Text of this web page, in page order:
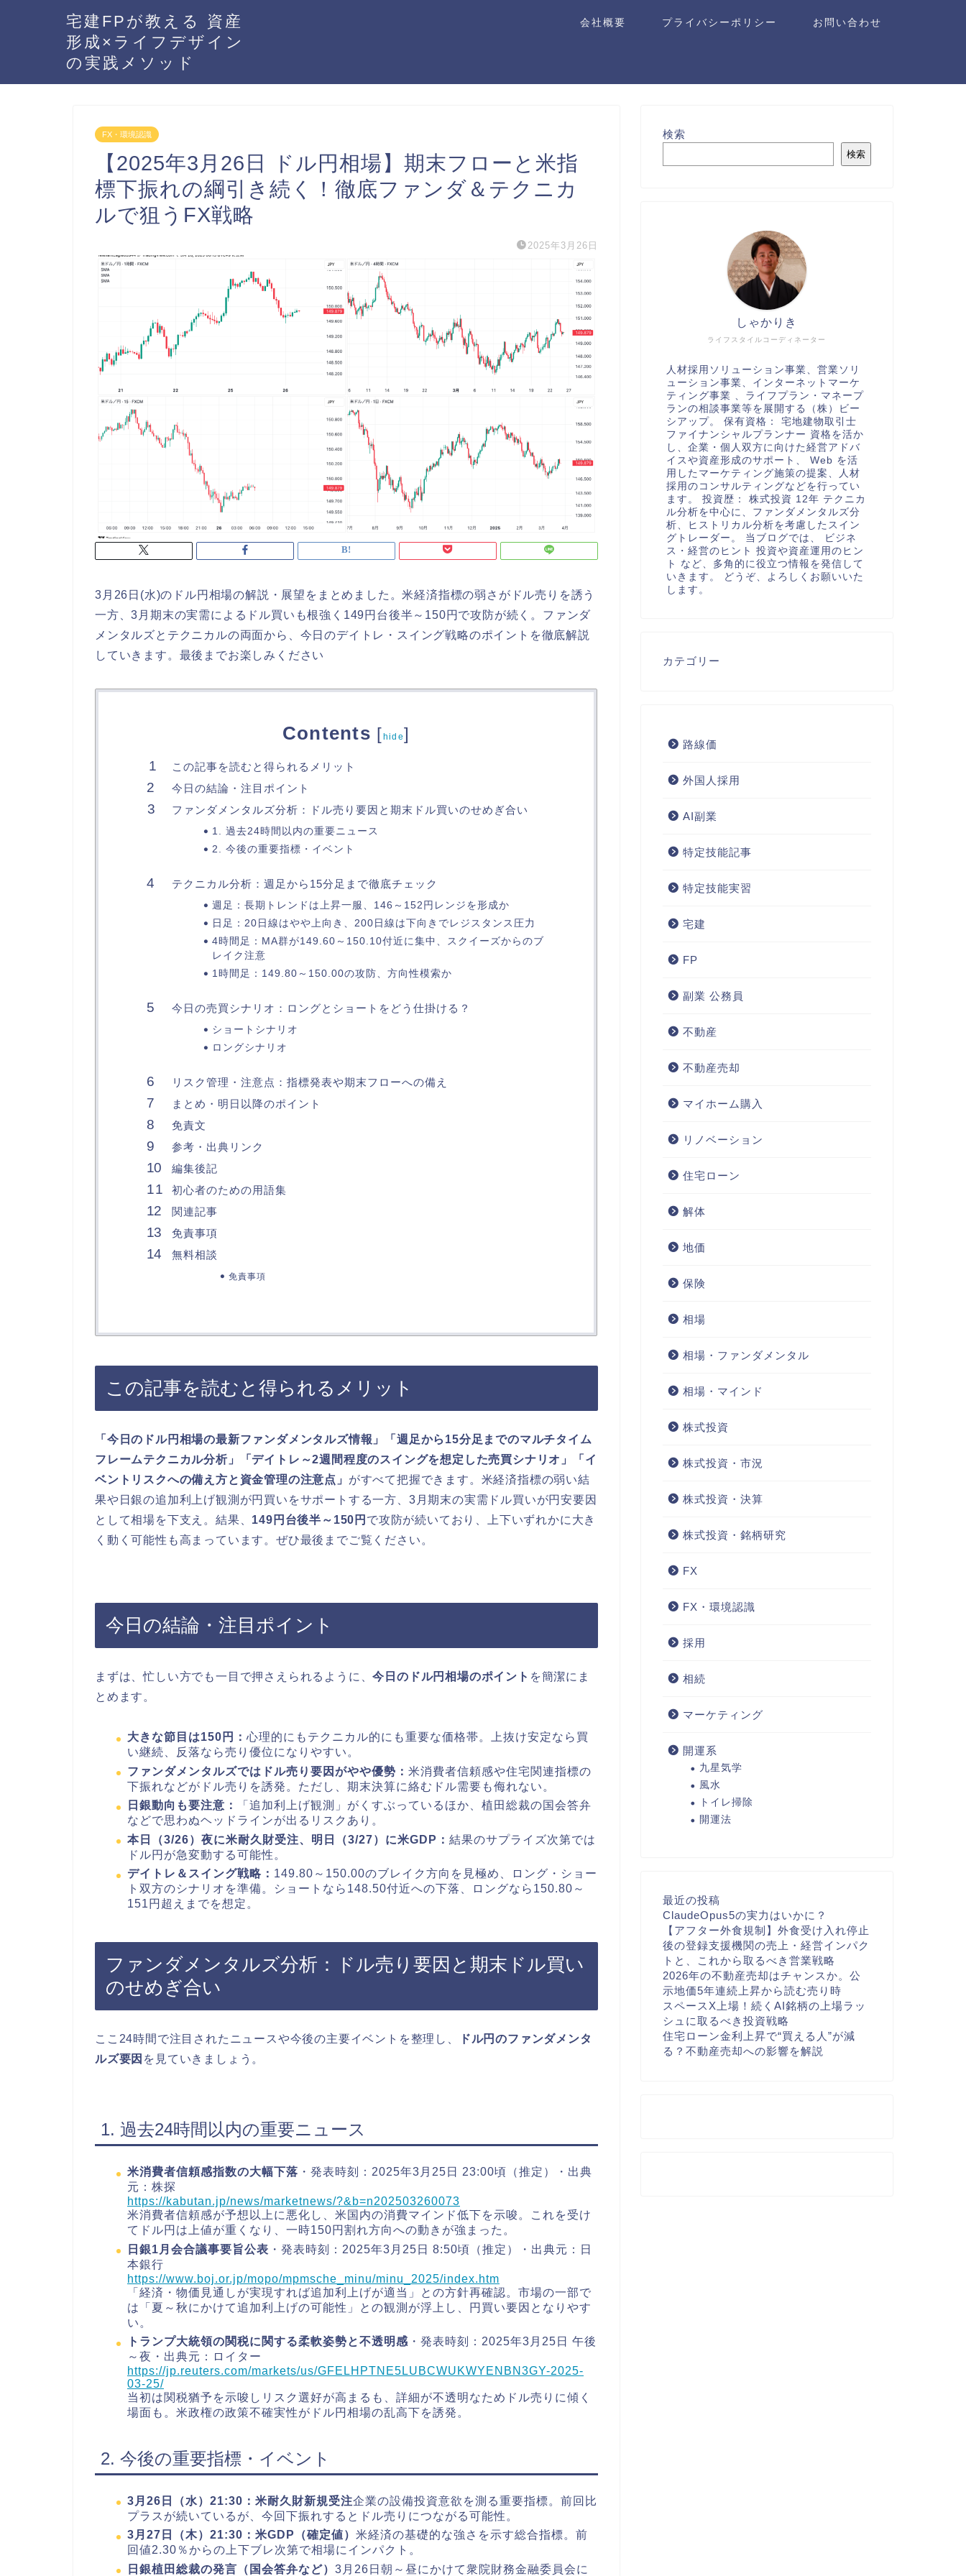
宅建FPが教える 資産
形成×ライフデザイン
の実践メソッド
会社概要 プライバシーポリシー お問い合わせ
FX・環境認識
【2025年3月26日 ドル円相場】期末フローと米指
標下振れの綱引き続く！徹底ファンダ＆テクニカ
ルで狙うFX戦略
2025年3月26日
3月26日(水)のドル円相場の解説・展望をまとめました。米経済指標の弱さがドル売りを誘う
一方、3月期末の実需によるドル買いも根強く149円台後半～150円で攻防が続く。ファンダ
メンタルズとテクニカルの両面から、今日のデイトレ・スイング戦略のポイントを徹底解説
していきます。最後までお楽しみください
Contents [hide]
この記事を読むと得られるメリット
今日の結論・注目ポイント
ファンダメンタルズ分析：ドル売り要因と期末ドル買いのせめぎ合い
1. 過去24時間以内の重要ニュース
2. 今後の重要指標・イベント
テクニカル分析：週足から15分足まで徹底チェック
週足：長期トレンドは上昇一服、146～152円レンジを形成か
日足：20日線はやや上向き、200日線は下向きでレジスタンス圧力
4時間足：MA群が149.60～150.10付近に集中、スクイーズからのブ
レイク注意
1時間足：149.80～150.00の攻防、方向性模索か
今日の売買シナリオ：ロングとショートをどう仕掛ける？
ショートシナリオ
ロングシナリオ
リスク管理・注意点：指標発表や期末フローへの備え
まとめ・明日以降のポイント
免責文
参考・出典リンク
編集後記
初心者のための用語集
関連記事
免責事項
無料相談
免責事項
この記事を読むと得られるメリット
「今日のドル円相場の最新ファンダメンタルズ情報」「週足から15分足までのマルチタイム
フレームテクニカル分析」「デイトレ～2週間程度のスイングを想定した売買シナリオ」「イ
ベントリスクへの備え方と資金管理の注意点」 がすべて把握できます。米経済指標の弱い結
果や日銀の追加利上げ観測が円買いをサポートする一方、3月期末の実需ドル買いが円安要因
として相場を下支え。結果、 149円台後半～150円 で攻防が続いており、上下いずれかに大き
く動く可能性も高まっています。ぜひ最後までご覧ください。
今日の結論・注目ポイント
まずは、忙しい方でも一目で押さえられるように、今日のドル円相場のポイント を簡潔にま
とめます。
大きな節目は150円： 心理的にもテクニカル的にも重要な価格帯。上抜け安定なら買
い継続、反落なら売り優位になりやすい。
ファンダメンタルズではドル売り要因がやや優勢： 米消費者信頼感や住宅関連指標の
下振れなどがドル売りを誘発。ただし、期末決算に絡むドル需要も侮れない。
日銀動向も要注意：
「追加利上げ観測」がくすぶっているほか、植田総裁の国会答弁
などで思わぬヘッドラインが出るリスクあり。
本日（3/26）夜に米耐久財受注、明日（3/27）に米GDP： 結果のサプライズ次第では
ドル円が急変動する可能性。
デイトレ＆スイング戦略： 149.80～150.00のブレイク方向を見極め、ロング・ショー
ト双方のシナリオを準備。ショートなら148.50付近への下落、ロングなら150.80～
151円超えまでを想定。
ファンダメンタルズ分析：ドル売り要因と期末ドル買い
のせめぎ合い
ここ24時間で注目されたニュースや今後の主要イベントを整理し、
ドル円のファンダメンタ
ルズ要因 を見ていきましょう。
1. 過去24時間以内の重要ニュース
米消費者信頼感指数の大幅下落 ・発表時刻：2025年3月25日 23:00頃（推定）・出典
元：株探
https://kabutan.jp/news/marketnews/?&b=n202503260073
米消費者信頼感が予想以上に悪化し、米国内の消費マインド低下を示唆。これを受け
てドル円は上値が重くなり、一時150円割れ方向への動きが強まった。
日銀1月会合議事要旨公表 ・発表時刻：2025年3月25日 8:50頃（推定）・出典元：日
本銀行
https://www.boj.or.jp/mopo/mpmsche_minu/minu_2025/index.htm
「経済・物価見通しが実現すれば追加利上げが適当」との方針再確認。市場の一部で
は「夏～秋にかけて追加利上げの可能性」との観測が浮上し、円買い要因となりやす
い。
トランプ大統領の関税に関する柔軟姿勢と不透明感 ・発表時刻：2025年3月25日 午後
～夜・出典元：ロイター
https://jp.reuters.com/markets/us/GFELHPTNE5LUBCWUKWYENBN3GY-2025-
03-25/
当初は関税猶予を示唆しリスク選好が高まるも、詳細が不透明なためドル売りに傾く
場面も。米政権の政策不確実性がドル円相場の乱高下を誘発。
2. 今後の重要指標・イベント
3月26日（水）21:30：米耐久財新規受注企業の設備投資意欲を測る重要指標。前回比
プラスが続いているが、今回下振れするとドル売りにつながる可能性。
3月27日（木）21:30：米GDP（確定値） 米経済の基礎的な強さを示す総合指標。前
回値2.30％からの上下ブレ次第で相場にインパクト。
日銀植田総裁の発言（国会答弁など） 3月26日朝～昼にかけて衆院財務金融委員会に
検索
検索
ライフスタイルコーディネーター
しゃかりき
人材採用ソリューション事業、営業ソリ
ューション事業、インターネットマーケ
ティング事業 、ライフプラン・マネープ
ランの相談事業等を展開する（株）ビー
シアップ。 保有資格： 宅地建物取引士
ファイナンシャルプランナー 資格を活か
し、企業・個人双方に向けた経営アドバ
イスや資産形成のサポート、 Web を活
用したマーケティング施策の提案、人材
採用のコンサルティングなどを行ってい
ます。 投資歴： 株式投資 12年 テクニカ
ル分析を中心に、ファンダメンタルズ分
析、ヒストリカル分析を考慮したスイン
グトレーダー。 当ブログでは、 ビジネ
ス・経営のヒント 投資や資産運用のヒン
ト など、多角的に役立つ情報を発信して
いきます。 どうぞ、よろしくお願いいた
します。
カテゴリー
路線価
外国人採用
AI副業
特定技能記事
特定技能実習
宅建
FP
副業 公務員
不動産
不動産売却
マイホーム購入
リノベーション
住宅ローン
解体
地価
保険
相場
相場・ファンダメンタル
相場・マインド
株式投資
株式投資・市況
株式投資・決算
株式投資・銘柄研究
FX
FX・環境認識
採用
相続
マーケティング
開運系
九星気学
風水
トイレ掃除
開運法
最近の投稿
ClaudeOpus5の実力はいかに？
【アフター外食規制】外食受け入れ停止
後の登録支援機関の売上・経営インパク
トと、これから取るべき営業戦略
2026年の不動産売却はチャンスか。公
示地価5年連続上昇から読む売り時
スペースX上場！続くAI銘柄の上場ラッ
シュに取るべき投資戦略
住宅ローン金利上昇で“買える人”が減
る？不動産売却への影響を解説